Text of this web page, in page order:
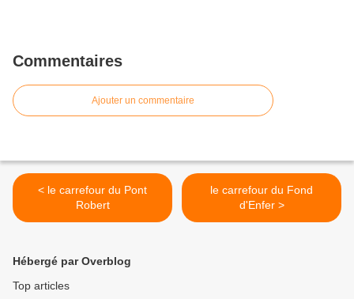
Commentaires
Ajouter un commentaire
< le carrefour du Pont
Robert
le carrefour du Fond
d'Enfer >
Hébergé par Overblog
Top articles